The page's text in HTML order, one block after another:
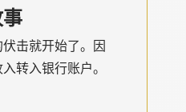
击就开始了。因
转入银行账户。